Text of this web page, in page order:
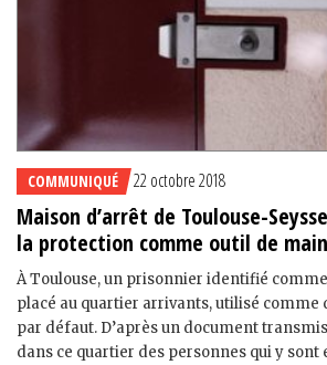
COMMUNIQUÉ 22 octobre 2018
Maison d’arrêt de Toulouse-
la protection comme outil de
À Toulouse, un prisonnier identifié
placé au quartier arrivants, utilisé comme
par défaut. D’après un document
dans ce quartier des personnes qui y sont